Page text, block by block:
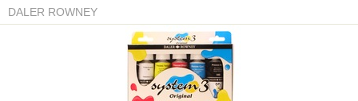
DALER ROWNEY